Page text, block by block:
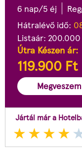
6 nap/5 éj
Hátralévő idő: 0
Listaár: 200.000
Útra Készen ár:
119.900 Ft
Megveszem
Jártál már a